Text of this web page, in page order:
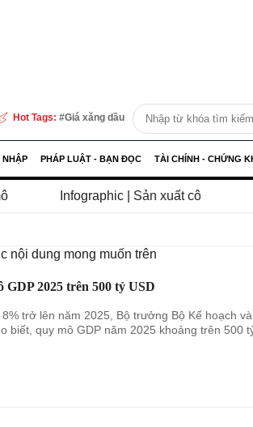
Hot Tags: Giá xăng dầu
NHẬP PHÁP LUẬT - BẠN ĐỌC TÀI CHÍNH - CHỨNG
| Sản xuất công nghiệp Hải Phòng
nội dung mong muốn trên
2025 trên 500 tỷ USD
trở lên năm 2025, Bộ trưởng Bộ Kế hoạch và
biết, quy mô GDP năm 2025 khoảng trên 500